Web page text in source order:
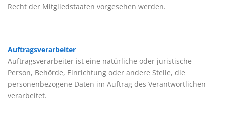
Recht der Mitgliedstaaten vorgesehen werden.
Auftragsverarbeiter
Auftragsverarbeiter ist eine natürliche oder juristische
Person, Behörde, Einrichtung oder andere Stelle, die
personenbezogene Daten im Auftrag des Verantwortlichen
verarbeitet.